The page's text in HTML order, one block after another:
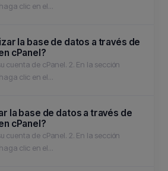
clic en el...
la base de datos a través de
cPanel?
cuenta de cPanel. 2. En la sección
clic en el...
la base de datos a través de
cPanel?
cuenta de cPanel. 2. En la sección
clic en el...